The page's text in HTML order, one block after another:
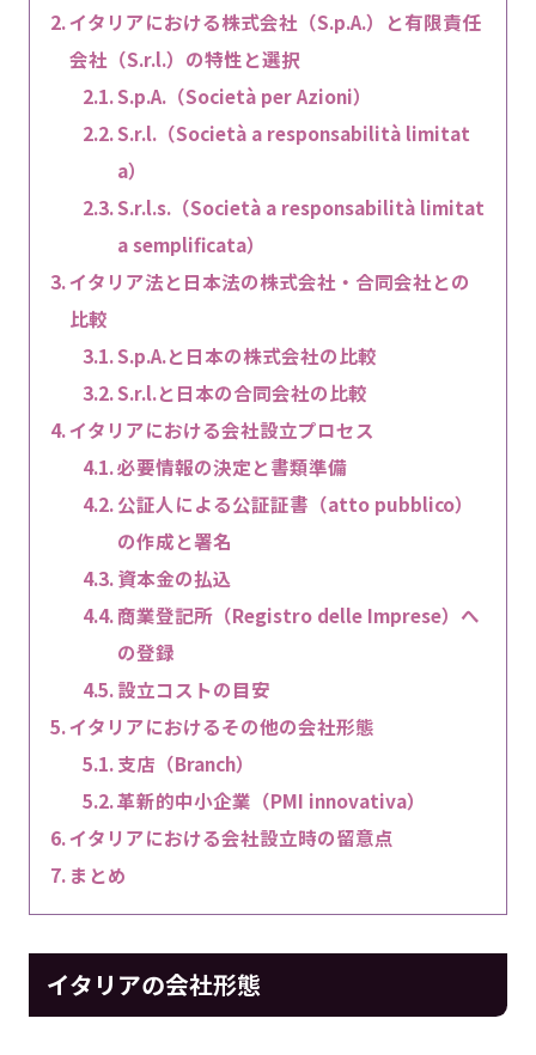
イタリアにおける株式会社（S.p.A.）と有限責任
会社（S.r.l.）の特性と選択
S.p.A.（Società per Azioni）
S.r.l.（Società a responsabilità limitat
a）
S.r.l.s.（Società a responsabilità limitat
a semplificata）
イタリア法と日本法の株式会社・合同会社との
比較
S.p.A.と日本の株式会社の比較
S.r.l.と日本の合同会社の比較
イタリアにおける会社設立プロセス
必要情報の決定と書類準備
公証人による公証証書（atto pubblico）
の作成と署名
資本金の払込
商業登記所（Registro delle Imprese）へ
の登録
設立コストの目安
イタリアにおけるその他の会社形態
支店（Branch）
革新的中小企業（PMI innovativa）
イタリアにおける会社設立時の留意点
まとめ
イタリアの会社形態